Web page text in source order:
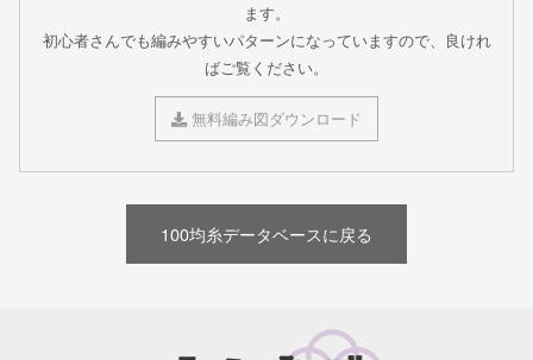
ます。
初心者さんでも編みやすいパターンになっていますので、良けれ
ばご覧ください。
無料編み図ダウンロード
100均糸データベースに戻る